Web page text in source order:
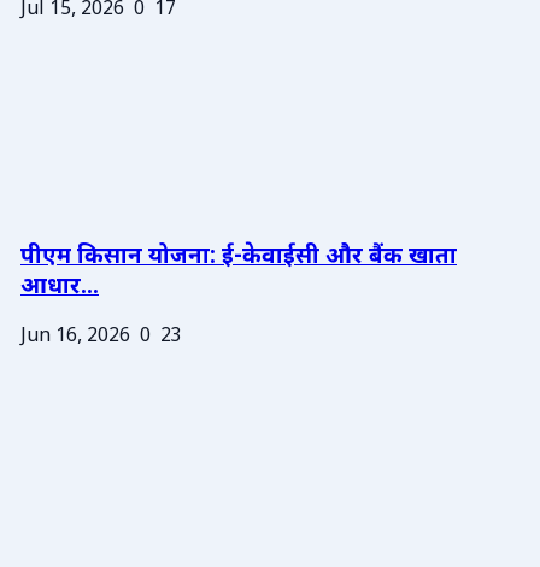
Jul 15, 2026 0 17
पीएम किसान योजना: ई-केवाईसी और बैंक खाता
आधार...
Jun 16, 2026 0 23